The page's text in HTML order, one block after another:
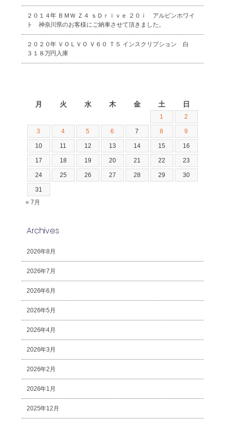
２０１４年 ＢＭＷ Ｚ４ ｓＤｒｉｖｅ ２０ｉ アルピンホワイ
ト 神奈川県のお客様にご納車させて頂きました。
２０２０年 ＶＯＬＶＯ Ｖ６０ Ｔ５ インスクリプション 白
３１８万円入庫
月 火 水 木 金 土 日
1 2
3 4 5 6 7 8 9
10 11 12 13 14 15 16
17 18 19 20 21 22 23
24 25 26 27 28 29 30
31
« 7月
Archives
2026年8月
2026年7月
2026年6月
2026年5月
2026年4月
2026年3月
2026年2月
2026年1月
2025年12月